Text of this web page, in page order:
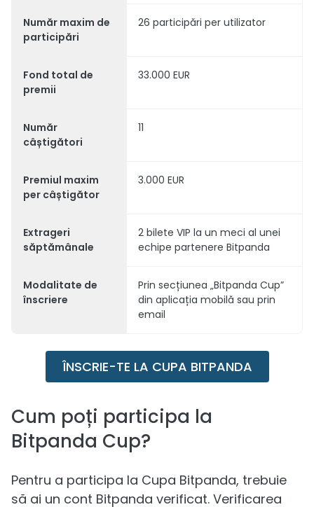
Număr maxim de
participări
26 participări per utilizator
Fond total de
premii
33.000 EUR
Număr
câștigători
11
Premiul maxim
per câștigător
3.000 EUR
Extrageri
săptămânale
2 bilete VIP la un meci al unei
echipe partenere Bitpanda
Modalitate de
înscriere
Prin secțiunea „Bitpanda Cup”
din aplicația mobilă sau prin
email
ÎNSCRIE-TE LA CUPA BITPANDA
Cum poți participa la
Bitpanda Cup?
Pentru a participa la Cupa Bitpanda, trebuie
să ai un cont Bitpanda verificat. Verificarea